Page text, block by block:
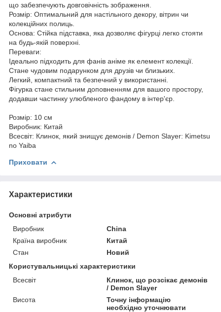
що забезпечують довговічність зображення.
Розмір: Оптимальний для настільного декору, вітрин чи
колекційних полиць.
Основа: Стійка підставка, яка дозволяє фігурці легко стояти
на будь-якій поверхні.
Переваги:
Ідеально підходить для фанів аніме як елемент колекції.
Стане чудовим подарунком для друзів чи близьких.
Легкий, компактний та безпечний у використанні.
Фігурка стане стильним доповненням для вашого простору,
додавши частинку улюбленого фандому в інтер'єр.
Розмір: 10 см
Виробник: Китай
Всесвіт: Клинок, який знищує демонів / Demon Slayer: Kimetsu
no Yaiba
Приховати
Характеристики
Основні атрибути
Виробник
China
Країна виробник
Китай
Стан
Новий
Користувальницькі характеристики
Всесвіт
Клинок, що розсікає демонів
/ Demon Slayer
Висота
Точну інформацію
необхідно уточнювати